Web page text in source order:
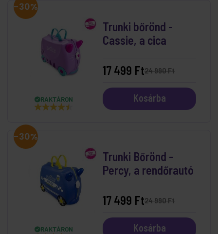
-30%
RAKTÁRON
Trunki bőrönd -
Cassie, a cica
24 990 Ft
17 499 Ft
Kosárba
-30%
RAKTÁRON
Trunki Bőrönd -
Percy, a rendőrautó
24 990 Ft
17 499 Ft
Kosárba